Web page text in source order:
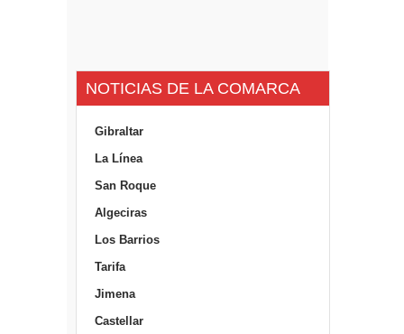
NOTICIAS DE LA COMARCA
Gibraltar
La Línea
San Roque
Algeciras
Los Barrios
Tarifa
Jimena
Castellar